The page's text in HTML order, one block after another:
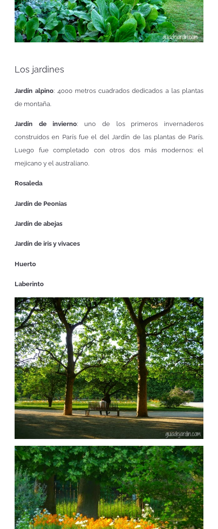
Los jardines
Jardín alpino: 4000 metros cuadrados dedicados a las plantas
de montaña.
Jardín de invierno: uno de los primeros invernaderos
construidos en París fue el del Jardín de las plantas de París.
Luego fue completado con otros dos más modernos: el
mejicano y el australiano.
Rosaleda
Jardín de Peonias
Jardín de abejas
Jardín de iris y vivaces
Huerto
Laberinto